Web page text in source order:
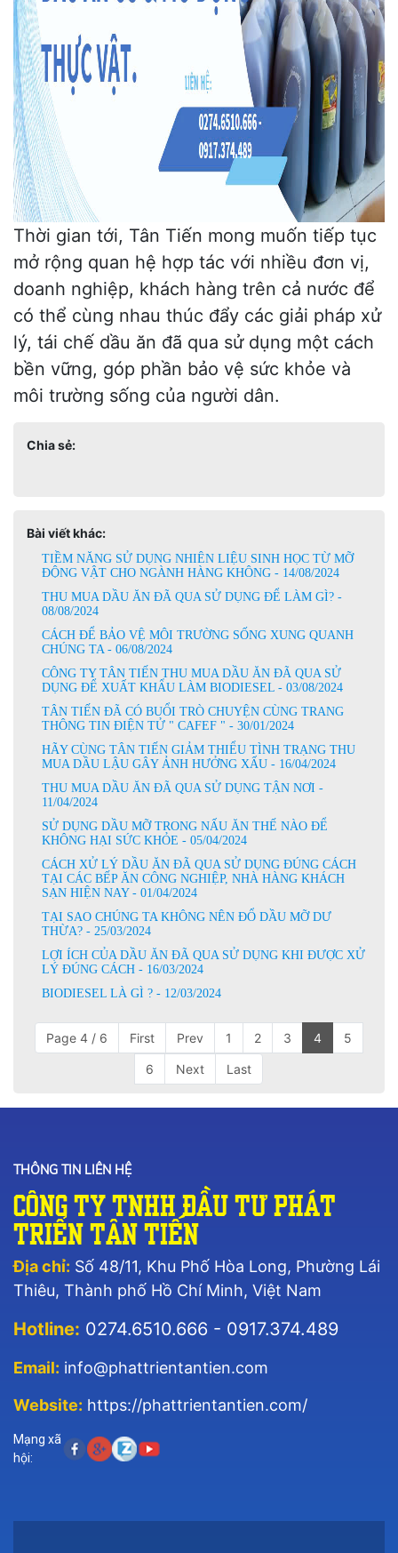
Thời gian tới, Tân Tiến mong muốn tiếp tục
mở rộng quan hệ hợp tác với nhiều đơn vị,
doanh nghiệp, khách hàng trên cả nước để
có thể cùng nhau thúc đẩy các giải pháp xử
lý, tái chế dầu ăn đã qua sử dụng một cách
bền vững, góp phần bảo vệ sức khỏe và
môi trường sống của người dân.
Chia sẻ:
Bài viết khác:
TIỀM NĂNG SỬ DỤNG NHIÊN LIỆU SINH HỌC TỪ MỠ
ĐỘNG VẬT CHO NGÀNH HÀNG KHÔNG - 14/08/2024
THU MUA DẦU ĂN ĐÃ QUA SỬ DỤNG ĐỂ LÀM GÌ? -
08/08/2024
CÁCH ĐỂ BẢO VỆ MÔI TRƯỜNG SỐNG XUNG QUANH
CHÚNG TA - 06/08/2024
CÔNG TY TÂN TIẾN THU MUA DẦU ĂN ĐÃ QUA SỬ
DỤNG ĐỂ XUẤT KHẨU LÀM BIODIESEL - 03/08/2024
TÂN TIẾN ĐÃ CÓ BUỔI TRÒ CHUYỆN CÙNG TRANG
THÔNG TIN ĐIỆN TỬ " CAFEF " - 30/01/2024
HÃY CÙNG TÂN TIẾN GIẢM THIỂU TÌNH TRẠNG THU
MUA DẦU LẬU GÂY ẢNH HƯỞNG XẤU - 16/04/2024
THU MUA DẦU ĂN ĐÃ QUA SỬ DỤNG TẬN NƠI -
11/04/2024
SỬ DỤNG DẦU MỠ TRONG NẤU ĂN THẾ NÀO ĐỂ
KHÔNG HẠI SỨC KHỎE - 05/04/2024
CÁCH XỬ LÝ DẦU ĂN ĐÃ QUA SỬ DỤNG ĐÚNG CÁCH
TẠI CÁC BẾP ĂN CÔNG NGHIỆP, NHÀ HÀNG KHÁCH
SẠN HIỆN NAY - 01/04/2024
TẠI SAO CHÚNG TA KHÔNG NÊN ĐỔ DẦU MỠ DƯ
THỪA? - 25/03/2024
LỢI ÍCH CỦA DẦU ĂN ĐÃ QUA SỬ DỤNG KHI ĐƯỢC XỬ
LÝ ĐÚNG CÁCH - 16/03/2024
BIODIESEL LÀ GÌ ? - 12/03/2024
Page 4 / 6 First Prev 1 2 3 4 5
6 Next Last
THÔNG TIN LIÊN HỆ
Công Ty TNHH Đầu Tư Phát
Triển Tân Tiến
Địa chỉ: Số 48/11, Khu Phố Hòa Long, Phường Lái
Thiêu, Thành phố Hồ Chí Minh, Việt Nam
Hotline: 0274.6510.666 - 0917.374.489
Email: info@phattrientantien.com
Website: https://phattrientantien.com/
Mạng xã
hội: